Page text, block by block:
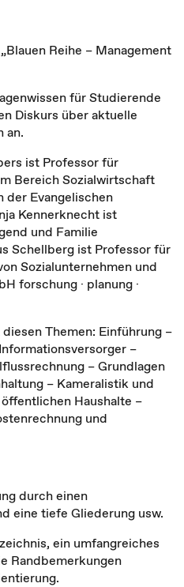
Reihe – Management
für Studierende
Diskurs über aktuelle
an.
ist Professor für
Bereich Sozialwirtschaft
der Evangelischen
Kennerknecht ist
und Familie
Schellberg ist Professor für
Sozialunternehmen und
forschung · planung ·
Themen: Einführung –
–
– Grundlagen
– Kameralistik und
Haushalte –
und
durch einen
eine tiefe Gliederung usw.
ein umfangreiches
Randbemerkungen